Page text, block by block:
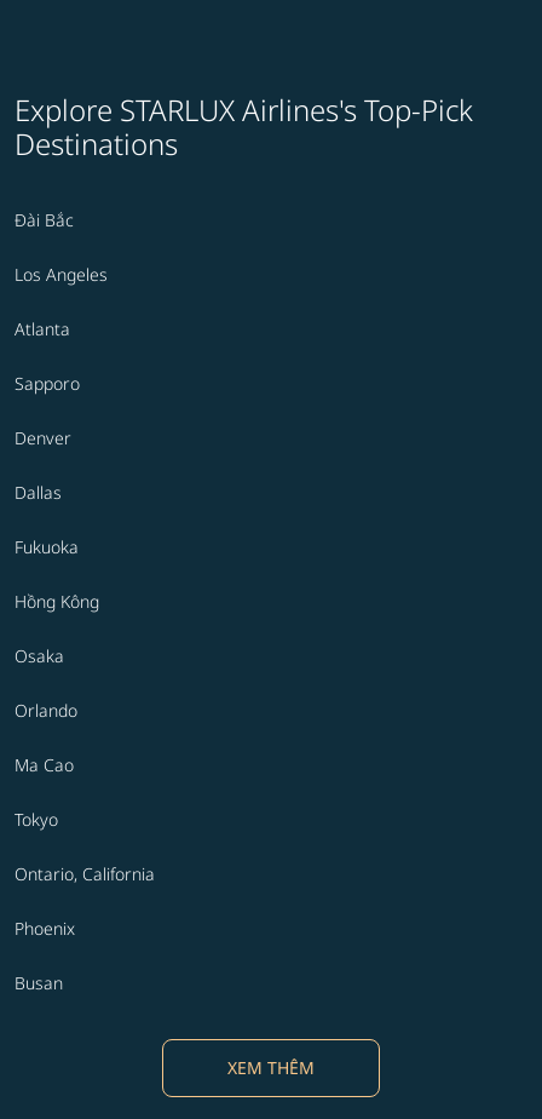
Explore STARLUX Airlines's Top-Pick
Destinations
Đài Bắc
Los Angeles
Atlanta
Sapporo
Denver
Dallas
Fukuoka
Hồng Kông
Osaka
Orlando
Ma Cao
Tokyo
Ontario, California
Phoenix
Busan
XEM THÊM